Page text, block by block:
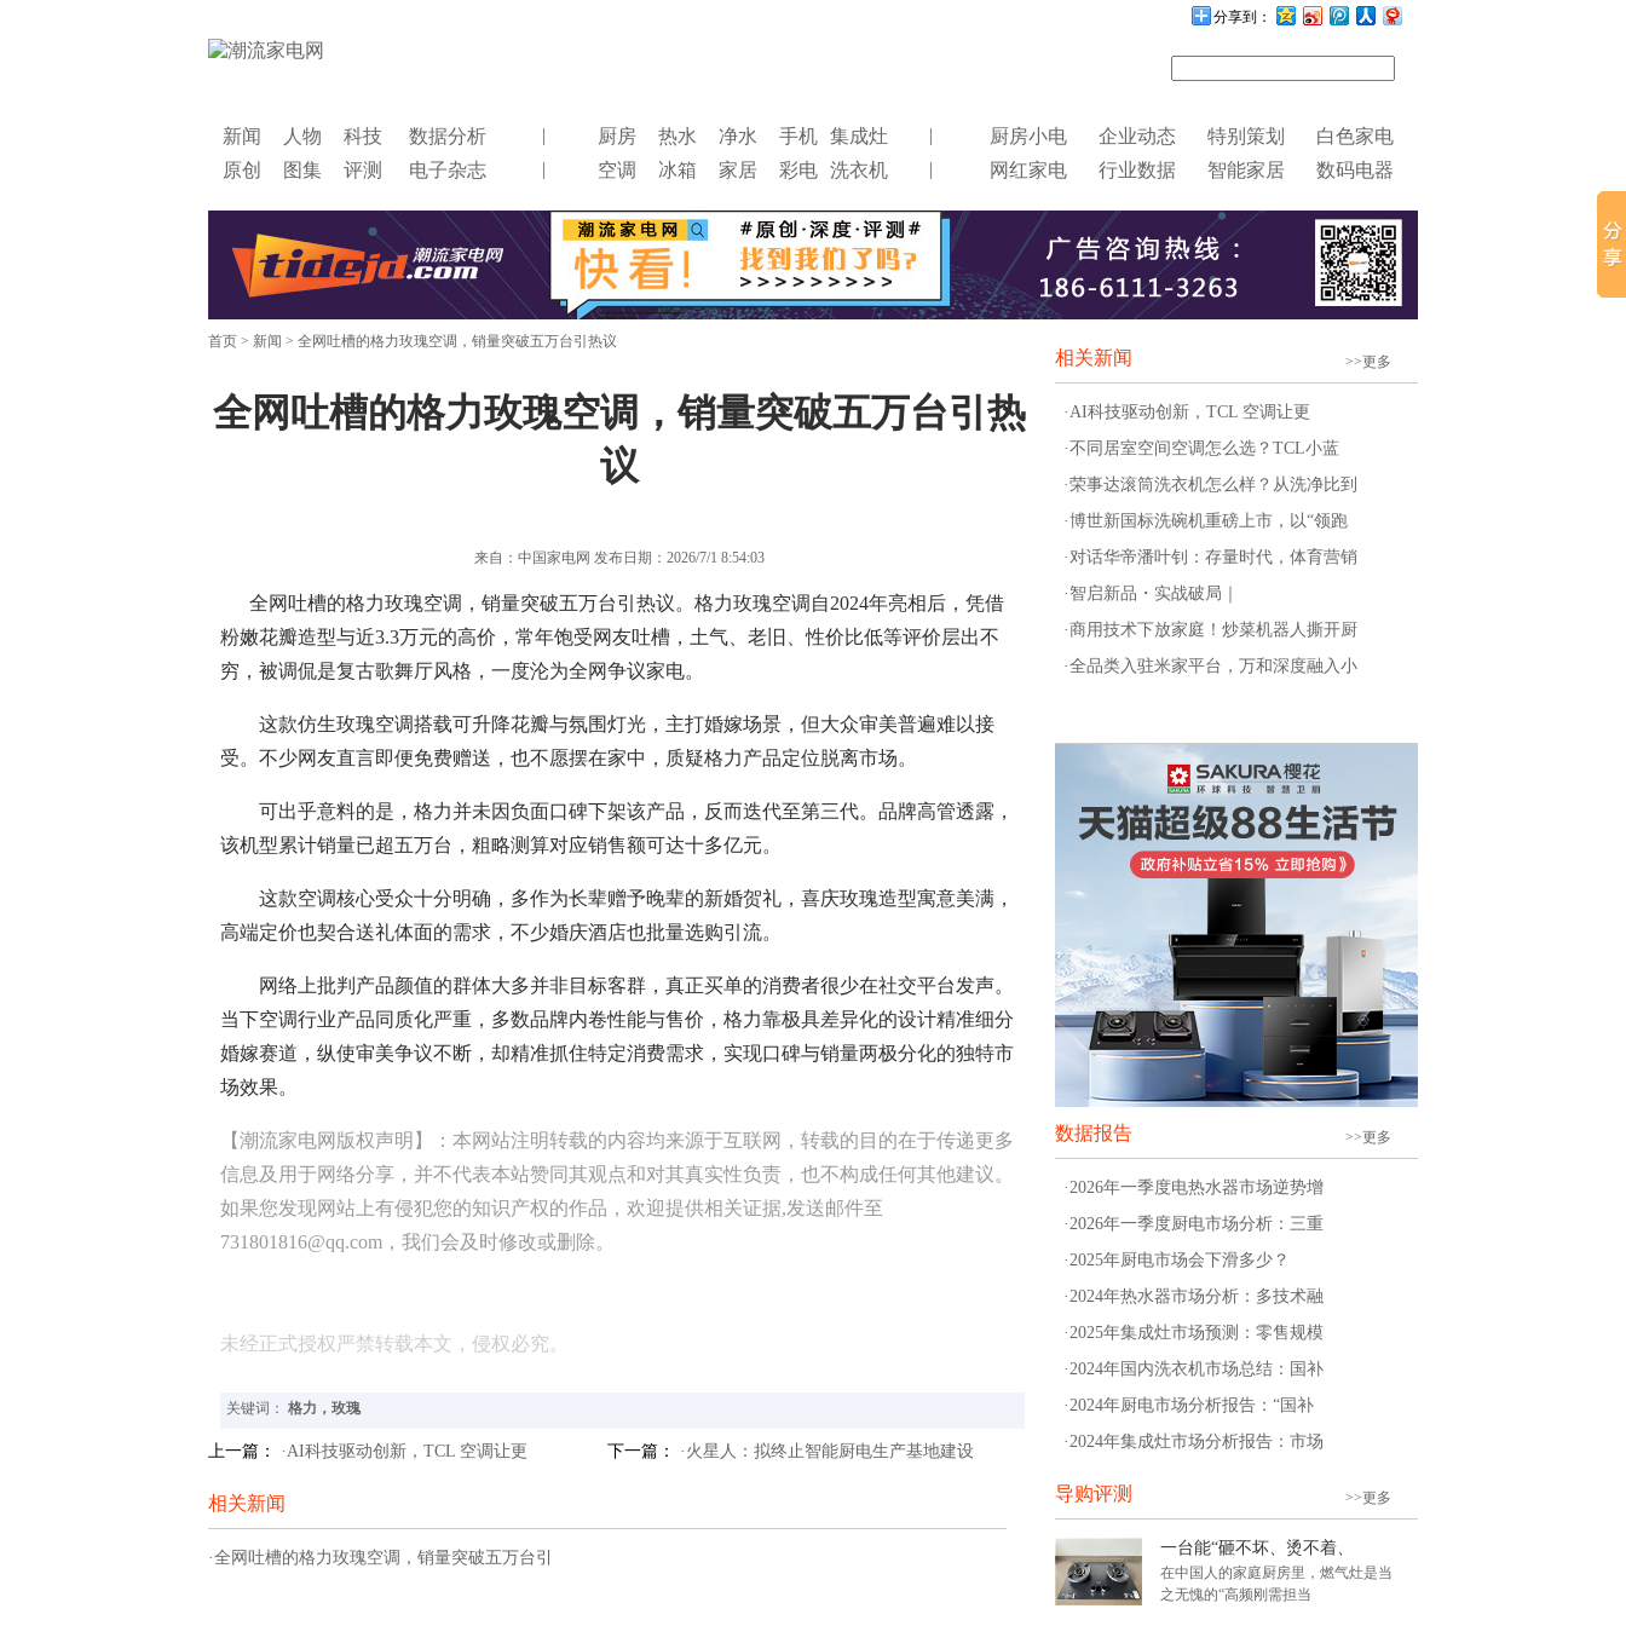
分享到：
新闻 人物 科技 数据分析 | 厨房 热水 净水 手机 集成灶 | 厨房小电 企业动态 特别策划
白色家电
原创
图集 评测 电子杂志 | 空调 冰箱 家居 彩电 洗衣机 | 网红家电 行业数据 智能家居 数码电器
首页 > 新闻 > 全网吐槽的格力玫瑰空调，销量突破五万台引热议
全网吐槽的格力玫瑰空调，销量突破五万台引热
议
来自：中国家电网 发布日期：2026/7/1 8:54:03
全网吐槽的格力玫瑰空调，销量突破五万台引热议。格力玫瑰空调自2024年亮相后，凭借
粉嫩花瓣造型与近3.3万元的高价，常年饱受网友吐槽，土气、老旧、性价比低等评价层出不
穷，被调侃是复古歌舞厅风格，一度沦为全网争议家电。
这款仿生玫瑰空调搭载可升降花瓣与氛围灯光，主打婚嫁场景，但大众审美普遍难以接
受。不少网友直言即便免费赠送，也不愿摆在家中，质疑格力产品定位脱离市场。
可出乎意料的是，格力并未因负面口碑下架该产品，反而迭代至第三代。品牌高管透露，
该机型累计销量已超五万台，粗略测算对应销售额可达十多亿元。
这款空调核心受众十分明确，多作为长辈赠予晚辈的新婚贺礼，喜庆玫瑰造型寓意美满，
高端定价也契合送礼体面的需求，不少婚庆酒店也批量选购引流。
网络上批判产品颜值的群体大多并非目标客群，真正买单的消费者很少在社交平台发声。
当下空调行业产品同质化严重，多数品牌内卷性能与售价，格力靠极具差异化的设计精准细分
婚嫁赛道，纵使审美争议不断，却精准抓住特定消费需求，实现口碑与销量两极分化的独特市
场效果。
【潮流家电网版权声明】：本网站注明转载的内容均来源于互联网，转载的目的在于传递更多
信息及用于网络分享，并不代表本站赞同其观点和对其真实性负责，也不构成任何其他建议。
如果您发现网站上有侵犯您的知识产权的作品，欢迎提供相关证据,发送邮件至
731801816@qq.com，我们会及时修改或删除。
未经正式授权严禁转载本文，侵权必究。
关键词： 格力，玫瑰
上一篇： ·AI科技驱动创新，TCL 空调让更 下一篇： ·火星人：拟终止智能厨电生产基地建设
相关新闻
·全网吐槽的格力玫瑰空调，销量突破五万台引
相关新闻 >>更多
·AI科技驱动创新，TCL 空调让更
·不同居室空间空调怎么选？TCL小蓝
·荣事达滚筒洗衣机怎么样？从洗净比到
·博世新国标洗碗机重磅上市，以“领跑
·对话华帝潘叶钊：存量时代，体育营销
·智启新品・实战破局｜
·商用技术下放家庭！炒菜机器人撕开厨
·全品类入驻米家平台，万和深度融入小
数据报告 >>更多
·2026年一季度电热水器市场逆势增
·2026年一季度厨电市场分析：三重
·2025年厨电市场会下滑多少？
·2024年热水器市场分析：多技术融
·2025年集成灶市场预测：零售规模
·2024年国内洗衣机市场总结：国补
·2024年厨电市场分析报告：“国补
·2024年集成灶市场分析报告：市场
导购评测 >>更多
一台能“砸不坏、烫不着、
在中国人的家庭厨房里，燃气灶是当
之无愧的“高频刚需担当